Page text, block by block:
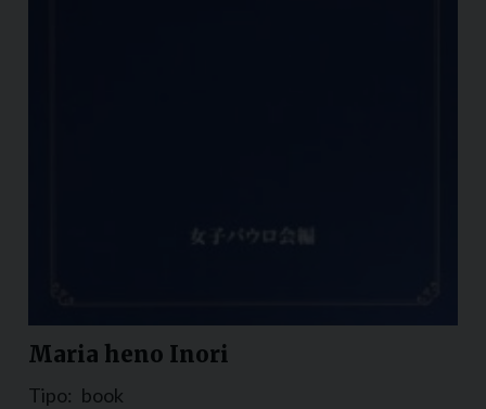
Maria heno Inori
Tipo: book